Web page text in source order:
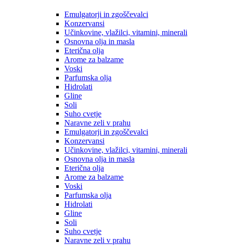
Emulgatorji in zgoščevalci
Konzervansi
Učinkovine, vlažilci, vitamini, minerali
Osnovna olja in masla
Eterična olja
Arome za balzame
Voski
Parfumska olja
Hidrolati
Gline
Soli
Suho cvetje
Naravne zeli v prahu
Emulgatorji in zgoščevalci
Konzervansi
Učinkovine, vlažilci, vitamini, minerali
Osnovna olja in masla
Eterična olja
Arome za balzame
Voski
Parfumska olja
Hidrolati
Gline
Soli
Suho cvetje
Naravne zeli v prahu